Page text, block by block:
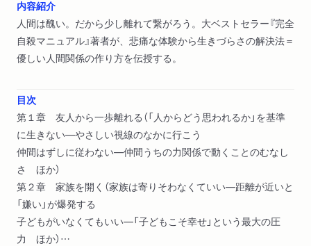
内容紹介
人間は醜い。だから少し離れて繋がろう。大ベストセラー『完全
自殺マニュアル』著者が、悲痛な体験から生きづらさの解決法＝
優しい人間関係の作り方を伝授する。
目次
第１章 友人から一歩離れる（「人からどう思われるか」を基準
に生きない―やさしい視線のなかに行こう
仲間はずしに従わない―仲間うちの力関係で動くことのむなし
さ ほか）
第２章 家族を開く（家族は寄りそわなくていい―距離が近いと
「嫌い」が爆発する
子どもがいなくてもいい―「子どもこそ幸せ」という最大の圧
力 ほか）